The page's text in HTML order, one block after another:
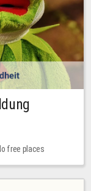
free places